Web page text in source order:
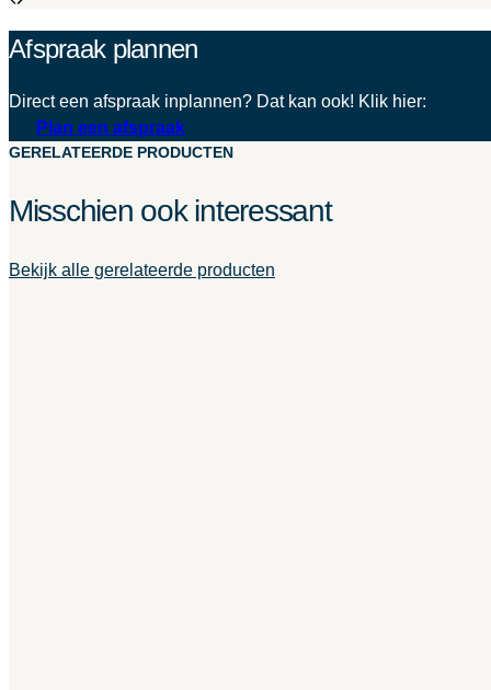
Afspraak plannen
Direct een afspraak inplannen? Dat kan ook! Klik hier:
Plan een afspraak
GERELATEERDE PRODUCTEN
Misschien ook interessant
Bekijk alle gerelateerde producten